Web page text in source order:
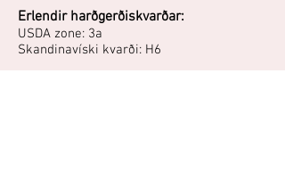
Erlendir harðgerðiskvarðar:
USDA zone: 3a
Skandinavíski kvarði: H6